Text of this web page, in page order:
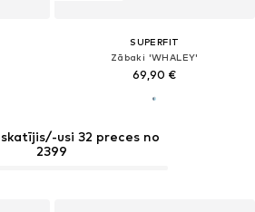
SUPERFIT
Zābaki 'WHALEY'
69,90 €
usi 32 preces no
2399